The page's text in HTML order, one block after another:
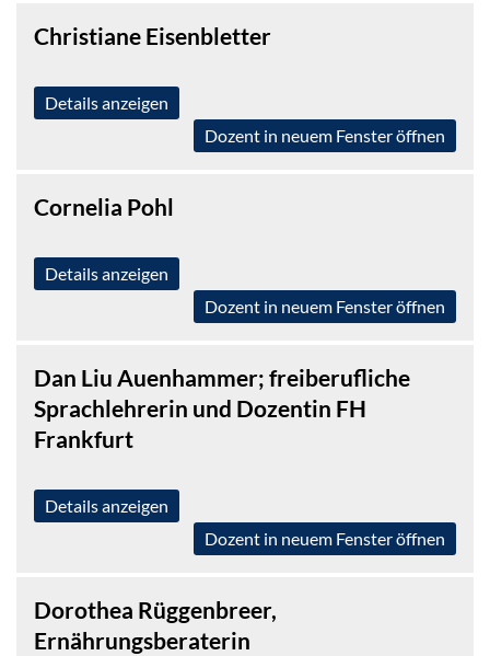
Christiane Eisenbletter
Details anzeigen
Dozent in neuem Fenster öffnen
Cornelia Pohl
Details anzeigen
Dozent in neuem Fenster öffnen
Dan Liu Auenhammer; freiberufliche
Sprachlehrerin und Dozentin FH
Frankfurt
Details anzeigen
Dozent in neuem Fenster öffnen
Dorothea Rüggenbreer,
Ernährungsberaterin